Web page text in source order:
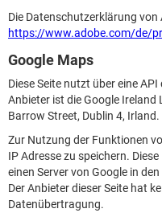
Die Datenschutzerklärung von
https://www.adobe.com/de/
Google Maps
Diese Seite nutzt über eine
Anbieter ist die Google Ireland
Barrow Street, Dublin 4, Irland.
Zur Nutzung der Funktionen
IP Adresse zu speichern.
einen Server von Google in
Der Anbieter dieser Seite hat
Datenübertragung.